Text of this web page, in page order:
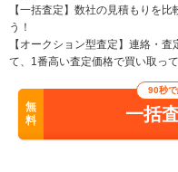
【一括査定】数社の見積もりを
う！
【オークション型査定】連絡・
て、1番高い査定価格で買い取っ
無
料
90秒
一括